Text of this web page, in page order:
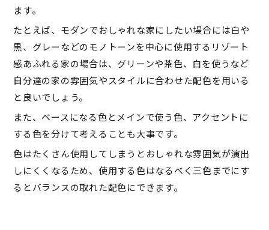
ます。
たとえば、モダンでおしゃれな家にしたい場合には白や
黒、グレーなどのモノトーンを中心に使用するリゾート
感あふれる家の場合は、グリーンや茶色、白を使うなど
自分達の家の雰囲気やスタイルに合わせた配色を用いる
と良いでしょう。
また、ベースになる色とメインで使う色、アクセントに
する色を分けて考えることも大事です。
色はたくさん使用してしまうとおしゃれな雰囲気が演出
しにくくなるため、使用する色はなるべく三色までにす
るとバランスの取れた配色にできます。